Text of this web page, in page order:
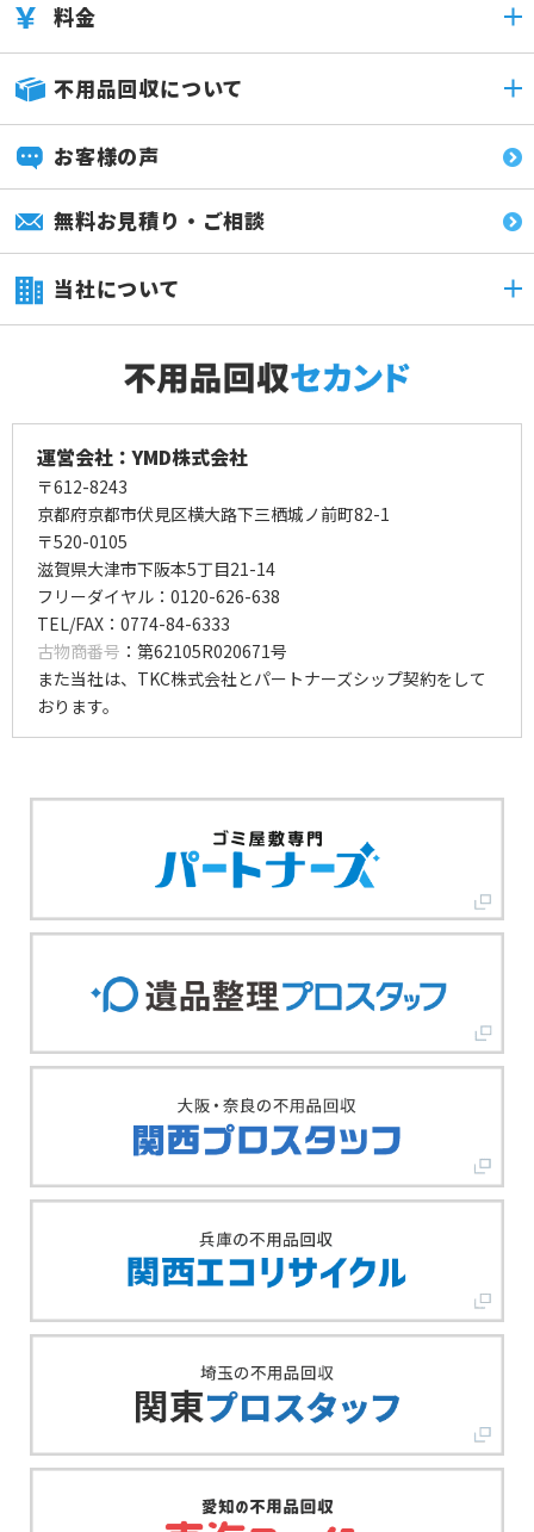
料金
不用品回収について
お客様の声
無料お見積り・ご相談
当社について
運営会社：YMD株式会社
〒612-8243
京都府京都市伏見区横大路下三栖城ノ前町82-1
〒520-0105
滋賀県大津市下阪本5丁目21-14
フリーダイヤル：0120-626-638
TEL/FAX：0774-84-6333
古物商番号 ：第62105R020671号
また当社は、TKC株式会社とパートナーズシップ契約をして
おります。